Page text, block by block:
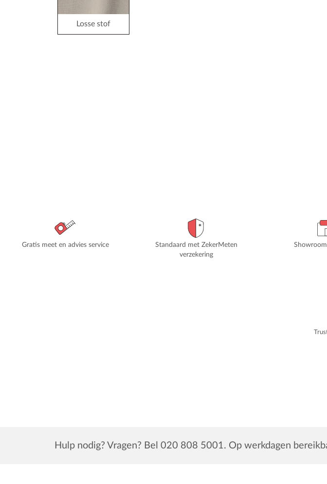
Losse stof
Gratis meet en advies service
Standaard met ZekerMeten
verzekering
Hulp nodig? Vragen? Bel 020 808 5001. Op werkdagen